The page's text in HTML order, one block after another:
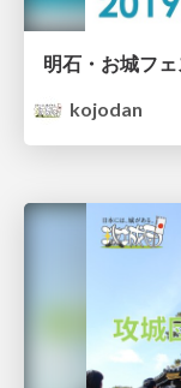
明石・お城フ
kojodan